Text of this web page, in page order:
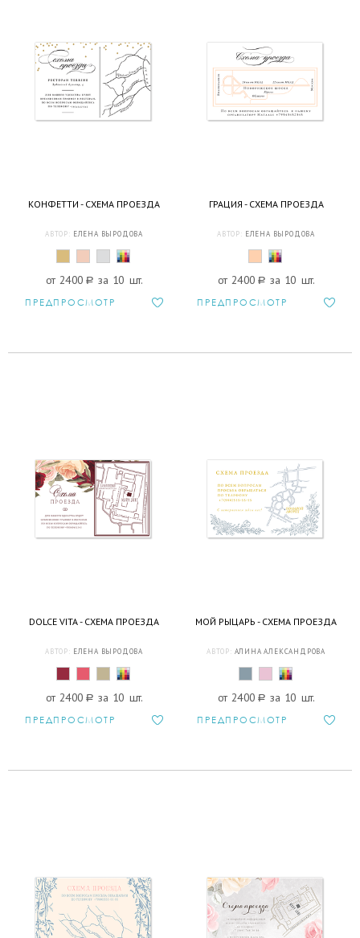
КОНФЕТТИ - СХЕМА ПРОЕЗДА
АВТОР: ЕЛЕНА ВЫРОДОВА
от 2400 a за 10 шт.
ПРЕДПРОСМОТР
ГРАЦИЯ - СХЕМА ПРОЕЗДА
АВТОР: ЕЛЕНА ВЫРОДОВА
от 2400 a за 10 шт.
ПРЕДПРОСМОТР
DOLCE VITA - СХЕМА ПРОЕЗДА
АВТОР: ЕЛЕНА ВЫРОДОВА
от 2400 a за 10 шт.
ПРЕДПРОСМОТР
МОЙ РЫЦАРЬ - СХЕМА ПРОЕЗДА
АВТОР: АЛИНА АЛЕКСАНДРОВА
от 2400 a за 10 шт.
ПРЕДПРОСМОТР